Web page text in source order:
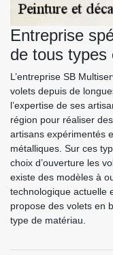
Entreprise
de tous types
L’entreprise SB
volets depuis de
l’expertise de ses
région pour réaliser
artisans expérimentés
métalliques. Sur ces
choix d’ouverture les
existe des modèles à
technologique actuelle
propose des volets en
type de matériau.